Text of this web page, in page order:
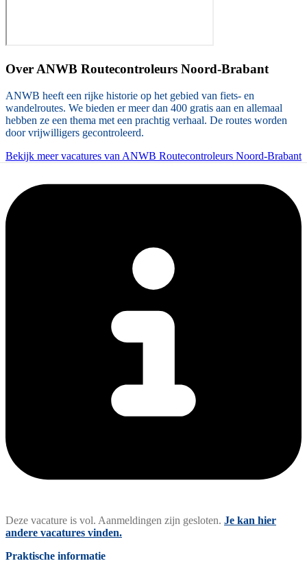
Over ANWB Routecontroleurs Noord-Brabant
ANWB heeft een rijke historie op het gebied van fiets- en
wandelroutes. We bieden er meer dan 400 gratis aan en allemaal
hebben ze een thema met een prachtig verhaal. De routes worden
door vrijwilligers gecontroleerd.
Bekijk meer vacatures van ANWB Routecontroleurs Noord-Brabant
Deze vacature is vol. Aanmeldingen zijn gesloten. Je kan hier
andere vacatures vinden.
Praktische informatie